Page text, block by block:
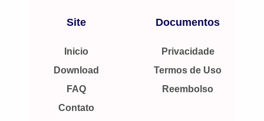
Site
Inicio
Download
FAQ
Contato
Documentos
Privacidade
Termos de Uso
Reembolso